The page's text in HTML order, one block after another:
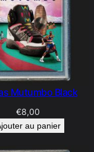
Mutumbo Black
€8,00
au panier